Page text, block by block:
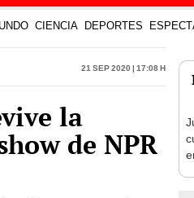
CIENCIA DEPORTES
21 Sep 2020 | 17:08 h
la
de NPR